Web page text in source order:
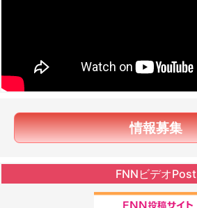
情報募集
FNNビデオPost